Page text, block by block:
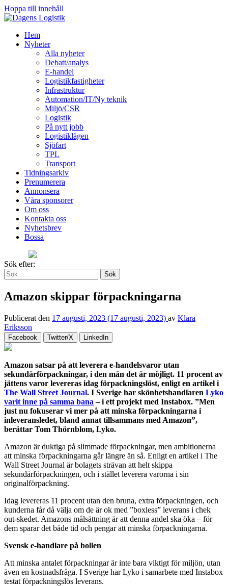
Hoppa till innehåll
Hem
Nyheter
Alla nyheter
Debatt/analys
E-handel
Logistikfastigheter
Infrastruktur
Automation/IT/Ny teknik
Miljö/CSR
Logistik
På nytt jobb
Logistiklägen
Sjöfart
TPL
Transport
Tidningsarkiv
Prenumerera
Annonsera
Våra sponsorer
Om oss
Kontakta oss
Nyhetsbrev
Bossa
Sök efter:
Amazon skippar förpackningarna
Publicerat den 17 augusti, 2023 (17 augusti, 2023) av Klara
Eriksson
Facebook Twitter/X LinkedIn
Amazon satsar på att leverera e-handelsvaror utan
sekundärförpackningar, i den mån det är möjligt. 11 procent av
jättens varor levereras idag förpackningslöst, enligt en artikel i
The Wall Street Journal. I Sverige har skönhetshandlaren Lyko
varit inne på samma bana – i ett projekt med Instabox. ”Men
just nu fokuserar vi mer på att minska förpackningarna i
inleveransledet, bland annat tillsammans med Amazon”,
berättar Tom Thörnblom, Lyko.
Amazon är duktiga på slimmade förpackningar, men ambitionerna
att minska förpackningarna går längre än så. Enligt en artikel i The
Wall Street Journal är bolagets strävan att helt skippa
sekundärförpackningen, och i stället leverera varorna i sin
originalförpackning.
Idag levereras 11 procent utan den bruna, extra förpackningen, och
kunderna får då välja om de är ok med ”boxless” leverans i chek
out-skedet. Amazons målsättning är att denna andel ska öka – för
dem sparar det både tid och pengar att minska förpackningarna.
Svensk e-handlare på bollen
Att minska antalet förpackningar är inte bara viktigt för miljön, utan
även en kostnadsfråga. I Sverige har Lyko i samarbete med Instabox
testat förpackningslös leverans.